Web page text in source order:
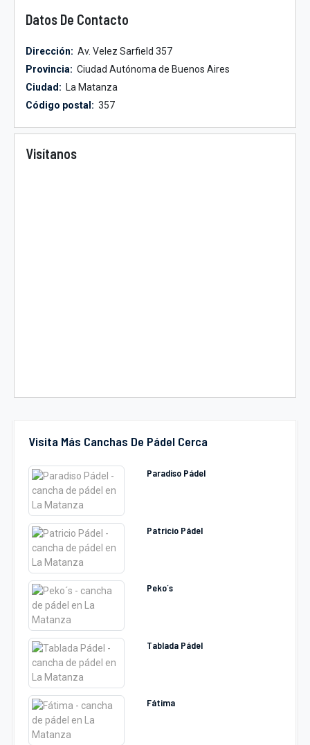
Visita Más Canchas De Pádel Cerca
Paradiso Pádel
Patricio Pádel
Peko´s
Tablada Pádel
Fátima
Datos De Contacto
Dirección: Av. Velez Sarfield 357
Provincia: Ciudad Autónoma de Buenos Aires
Ciudad: La Matanza
Código postal: 357
Visítanos